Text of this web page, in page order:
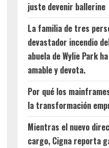
juste devenir ballerine
La familia de tres
devastador incendio
abuela de Wylie Park
amable y devota.
Por qué los
la transformación
Mientras el nuevo
cargo, Cigna reporta